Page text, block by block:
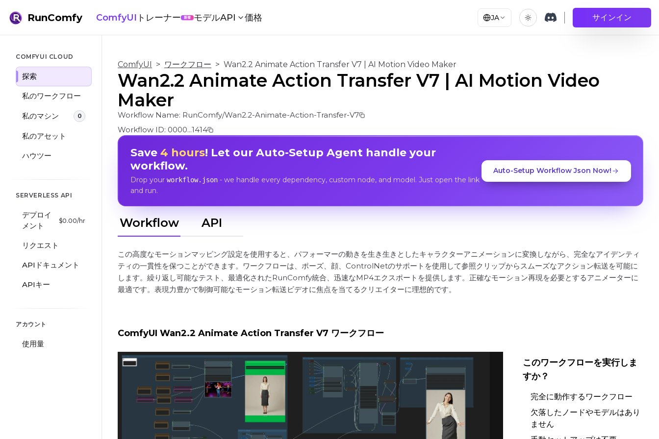
RunComfy ComfyUI トレーナー 新着 モデルAPI 価格 JA サインイン
COMFYUI CLOUD
探索
私のワークフロー
私のマシン 0
私のアセット
ハウツー
SERVERLESS API
デプロイ
メント
$0.00/hr
リクエスト
APIドキュメント
APIキー
アカウント
使用量
ComfyUI > ワークフロー > Wan2.2 Animate Action Transfer V7 | AI Motion Video Maker
Wan2.2 Animate Action Transfer V7 | AI Motion Video
Maker
Workflow Name: RunComfy/Wan2.2-Animate-Action-Transfer-V7
Workflow ID: 0000...1414
Save 4 hours! Let our Auto-Setup Agent handle your
workflow.
Drop your workflow.json- we handle every dependency, custom node, and model. Just open the link
and run.
Auto-Setup Workflow Json Now!
Workflow API
この高度なモーションマッピング設定を使用すると、パフォーマーの動きを生き生きとしたキャラクターアニメーションに変換しながら、完全なアイデンティ
ティの一貫性を保つことができます。ワークフローは、ポーズ、顔、ControlNetのサポートを使用して参照クリップからスムーズなアクション転送を可能に
します。繰り返し可能なテスト、最適化されたRunComfy統合、迅速なMP4エクスポートを提供します。正確なモーション再現を必要とするアニメーターに
最適です。表現力豊かで制御可能なモーション転送ビデオに焦点を当てるクリエイターに理想的です。
ComfyUI Wan2.2 Animate Action Transfer V7 ワークフロー
このワークフローを実行しま
すか？
完全に動作するワークフロー
欠落したノードやモデルはあり
ません